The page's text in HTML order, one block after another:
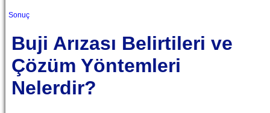
Sonuç
Buji Arızası Belirtileri ve
Çözüm Yöntemleri
Nelerdir?